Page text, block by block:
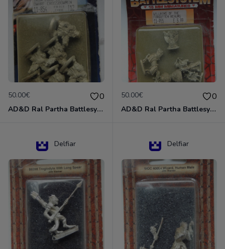
50.00€ 0
AD&D Ral Partha Battlesystem Miniatures Pack Iron Lord Dwarf Crossbowmen 11-854
50.00€ 0
AD&D Ral Partha Battlesystem Villains/Forgotten Realms 11-955 Miniatures
Delfiar Delfiar